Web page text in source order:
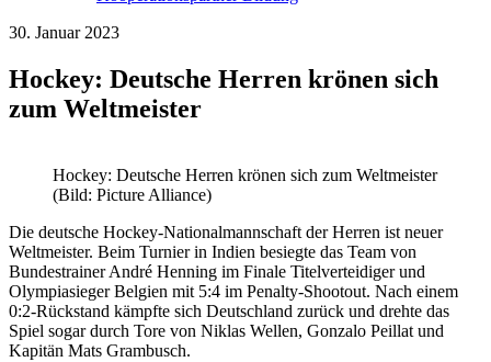
30. Januar 2023
Hockey: Deutsche Herren krönen sich
zum Weltmeister
Hockey: Deutsche Herren krönen sich zum Weltmeister
(Bild: Picture Alliance)
Die deutsche Hockey-Nationalmannschaft der Herren ist neuer
Weltmeister. Beim Turnier in Indien besiegte das Team von
Bundestrainer André Henning im Finale Titelverteidiger und
Olympiasieger Belgien mit 5:4 im Penalty-Shootout. Nach einem
0:2-Rückstand kämpfte sich Deutschland zurück und drehte das
Spiel sogar durch Tore von Niklas Wellen, Gonzalo Peillat und
Kapitän Mats Grambusch.